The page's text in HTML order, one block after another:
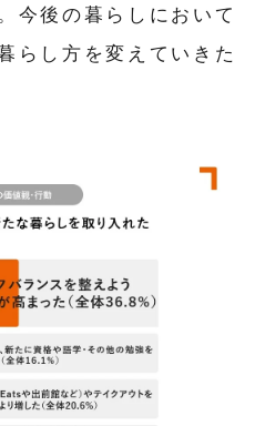
今後の暮らしにおいて
らし方を変えていきた